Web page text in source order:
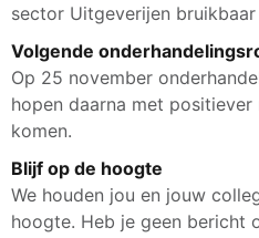
sector Uitgeverijen
Volgende
Op 25 november
hopen daarna met
komen.
Blijf op de hoogte
We houden jou en jouw
hoogte. Heb je geen bericht